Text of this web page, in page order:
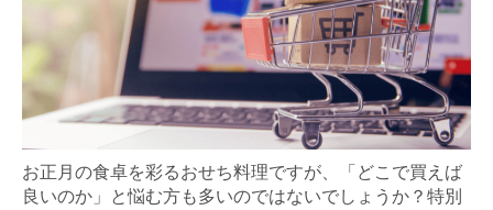
お正月の食卓を彩るおせち料理ですが、「どこで買えば
良いのか」と悩む方も多いのではないでしょうか？特別